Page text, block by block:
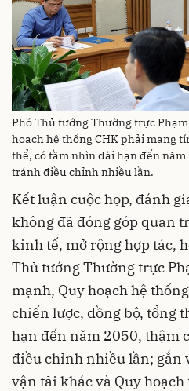
Phó Thủ tướng Thường trực
hoạch hệ thống CHK phải mang
thể, có tầm nhìn dài hạn đến năm
tránh điều chỉnh nhiều lần.
Kết luận cuộc họp, đánh
không đã đóng góp quan
kinh tế, mở rộng hợp tác,
Thủ tướng Thường trực
mạnh, Quy hoạch hệ
chiến lược, đồng bộ, tổng
hạn đến năm 2050, thậm
điều chỉnh nhiều lần; gắn
vận tải khác và Quy